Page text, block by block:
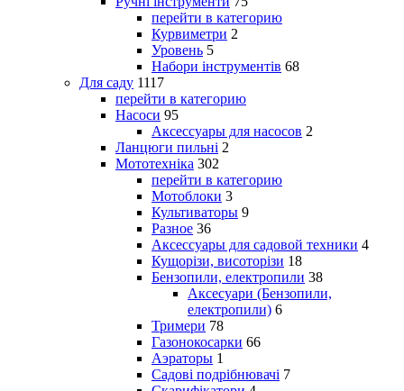
перейти в категорию
Курвиметри 2
Уровень 5
Набори інструментів 68
Для саду 1117
перейти в категорию
Насоси 95
Аксессуары для насосов 2
Ланцюги пильні 2
Мототехніка 302
перейти в категорию
Мотоблоки 3
Культиваторы 9
Разное 36
Аксессуары для садовой техники 4
Кущорізи, висоторізи 18
Бензопили, електропили 38
Аксесуари (Бензопили,
електропили) 6
Тримери 78
Газонокосарки 66
Аэраторы 1
Садові подрібнювачі 7